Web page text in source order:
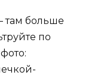
там больше
по